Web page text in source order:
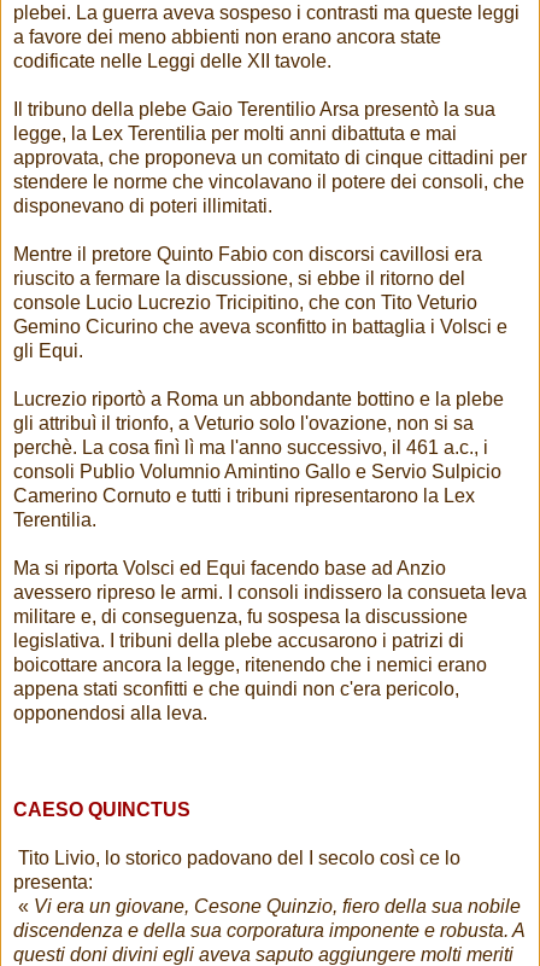
plebei. La guerra aveva sospeso i contrasti ma queste leggi
a favore dei meno abbienti non erano ancora state
codificate nelle Leggi delle XII tavole.
Il tribuno della plebe Gaio Terentilio Arsa presentò la sua
legge, la Lex Terentilia per molti anni dibattuta e mai
approvata, che proponeva un comitato di cinque cittadini per
stendere le norme che vincolavano il potere dei consoli, che
disponevano di poteri illimitati.
Mentre il pretore Quinto Fabio con discorsi cavillosi era
riuscito a fermare la discussione, si ebbe il ritorno del
console Lucio Lucrezio Tricipitino, che con Tito Veturio
Gemino Cicurino che aveva sconfitto in battaglia i Volsci e
gli Equi.
Lucrezio riportò a Roma un abbondante bottino e la plebe
gli attribuì il trionfo, a Veturio solo l'ovazione, non si sa
perchè. La cosa finì lì ma l'anno successivo, il 461 a.c., i
consoli Publio Volumnio Amintino Gallo e Servio Sulpicio
Camerino Cornuto e tutti i tribuni ripresentarono la Lex
Terentilia.
Ma si riporta Volsci ed Equi facendo base ad Anzio
avessero ripreso le armi. I consoli indissero la consueta leva
militare e, di conseguenza, fu sospesa la discussione
legislativa. I tribuni della plebe accusarono i patrizi di
boicottare ancora la legge, ritenendo che i nemici erano
appena stati sconfitti e che quindi non c'era pericolo,
opponendosi alla leva.
CAESO QUINCTUS
Tito Livio, lo storico padovano del I secolo così ce lo
presenta:
« Vi era un giovane, Cesone Quinzio, fiero della sua nobile
discendenza e della sua corporatura imponente e robusta. A
questi doni divini egli aveva saputo aggiungere molti meriti